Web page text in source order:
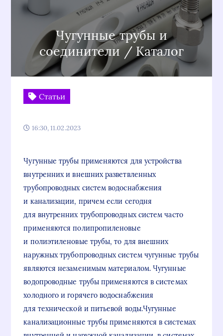
Чугунные трубы и
соединители / Каталог
Статьи
16:30, 11.02.2023
Чугунные трубы применяются для устройства
внутренних и внешних разветвленных
трубопроводных систем водоснабжения
и канализации, причем если сегодня
для внутренних трубопроводных систем часто
применяются полипропиленовые
и полиэтиленовые трубы, то для внешних
наружных трубопроводных систем чугунные трубы
являются незаменимым материалом. Чугунные
водопроводные трубы применяются в системах
холодного и горячего водоснабжения
для технической и питьевой воды.Чугунные
канализационные трубы применяются в системах